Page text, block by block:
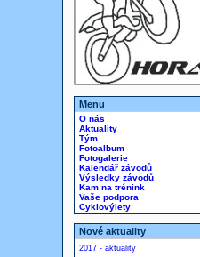
Menu
O nás
Aktuality
Tým
Fotoalbum
Fotogalerie
Kalendář závodů
Výsledky závodů
Kam na trénink
Vaše podpora
Cyklovýlety
Nové aktuality
2017 - aktuality